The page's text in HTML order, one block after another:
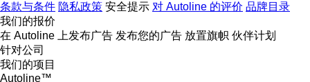
条款与条件 隐私政策 安全提示 对 Autoline 的评价 品牌目录
我们的报价
在 Autoline 上发布广告 发布您的广告 放置旗帜 伙伴计划
针对公司
我们的项目
Autoline™